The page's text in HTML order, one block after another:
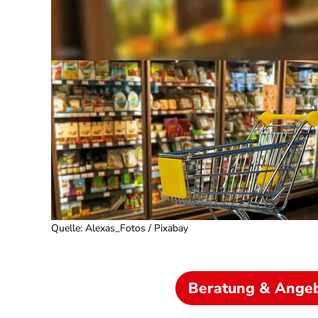
Quelle: Alexas_Fotos / Pixabay
Beratung &